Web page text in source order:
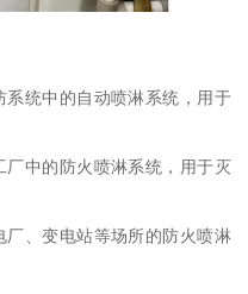
统中的自动喷淋系统，用于
中的防火喷淋系统，用于灭
、变电站等场所的防火喷淋